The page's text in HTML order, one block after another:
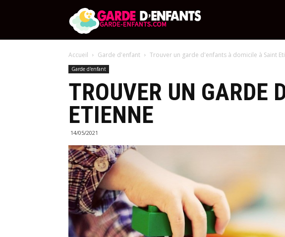
enfants.com/
Accueil Garde d'enfant Trouver un garde d'enfants à domicile à Saint
Garde d'enfant
TROUVER UN GARDE
ETIENNE
14/05/2021